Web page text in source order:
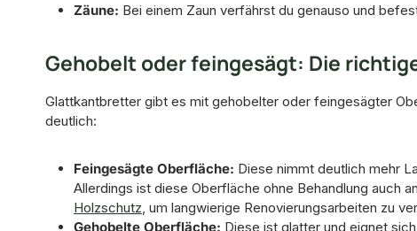
Zäune: Bei einem Zaun verfährst du genauso und
Gehobelt oder feingesägt: Die
Glattkantbretter gibt es mit gehobelter oder feingesägter
deutlich:
Feingesägte Oberfläche: Diese nimmt deutlich mehr
Allerdings ist diese Oberfläche ohne Behandlung auch
Holzschutz , um langwierige Renovierungsarbeiten zu
Gehobelte Oberfläche: Diese ist glatter und eignet